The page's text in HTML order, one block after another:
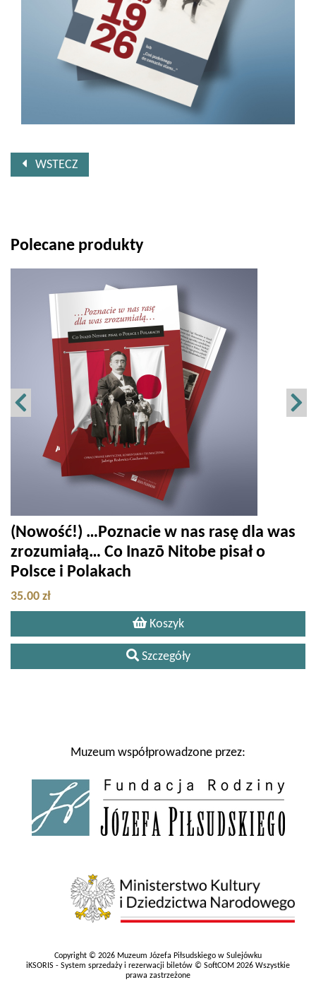
WSTECZ
Polecane produkty
(Nowość!) …Poznacie w nas rasę dla was
zrozumiałą… Co Inazō Nitobe pisał o
Polsce i Polakach
35.00 zł
Koszyk
Szczegóły
Muzeum współprowadzone przez:
Copyright © 2026 Muzeum Józefa Piłsudskiego w Sulejówku
iKSORIS - System sprzedaży i rezerwacji biletów © SoftCOM 2026 Wszystkie
prawa zastrzeżone